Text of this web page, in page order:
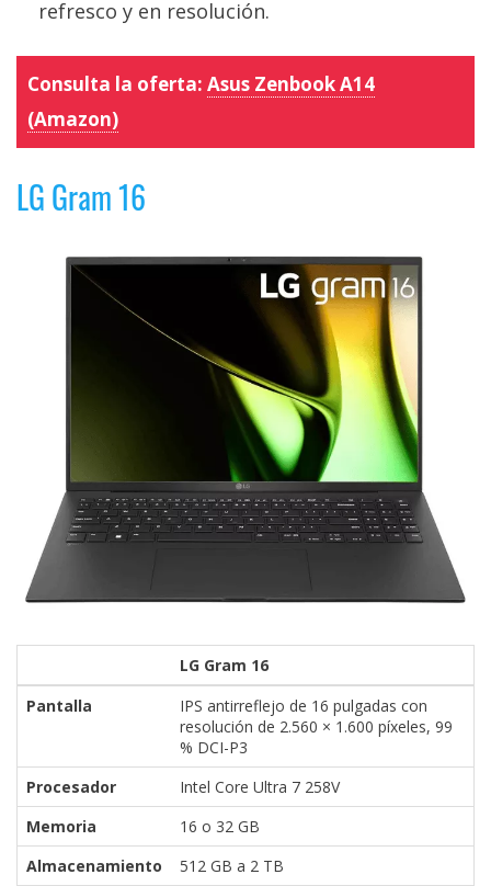
refresco y en resolución.
Consulta la oferta: Asus Zenbook A14
(Amazon)
LG Gram 16
LG Gram 16
Pantalla
IPS antirreflejo de 16 pulgadas con
resolución de 2.560 × 1.600 píxeles, 99
% DCI-P3
Procesador
Intel Core Ultra 7 258V
Memoria
16 o 32 GB
Almacenamiento
512 GB a 2 TB